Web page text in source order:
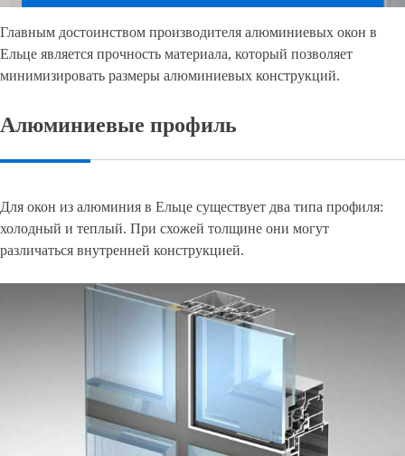
Главным достоинством производителя алюминиевых окон в
Ельце является прочность материала, который позволяет
минимизировать размеры алюминиевых конструкций.
Алюминиевые профиль
Для окон из алюминия в Ельце существует два типа профиля:
холодный и теплый. При схожей толщине они могут
различаться внутренней конструкцией.